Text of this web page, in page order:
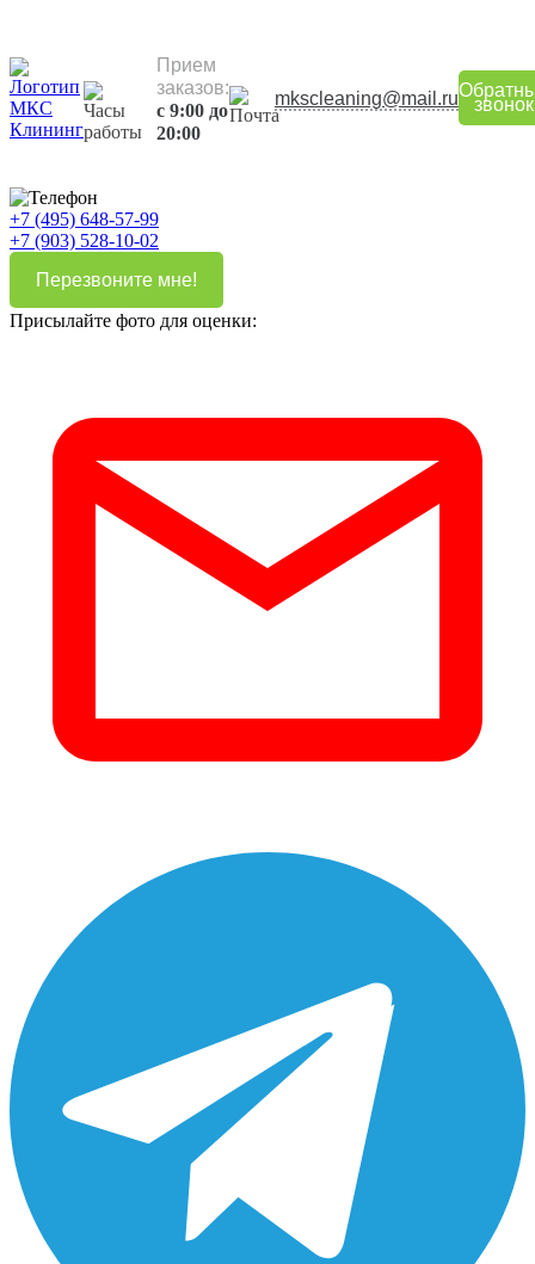
Прием
заказов:
с 9:00 до
20:00
mkscleaning@mail.ru звонок
+7 (495) 648-57-99
+7 (903) 528-10-02
Перезвоните мне!
Присылайте фото для оценки: